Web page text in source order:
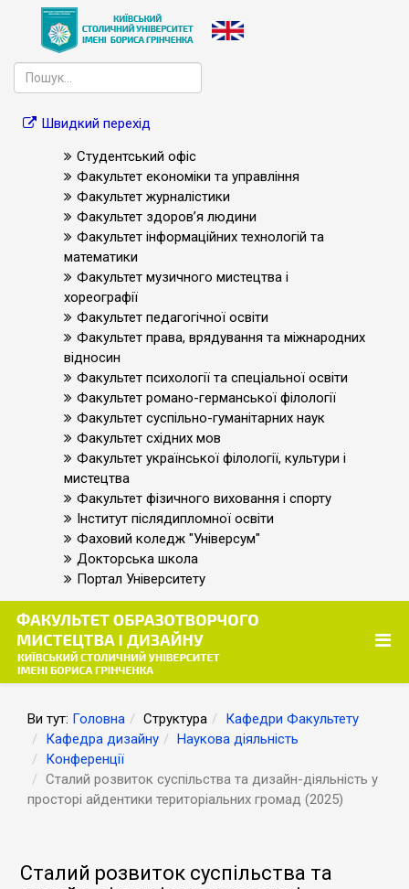
Швидкий перехід
Студентський офіс
Факультет економіки та управління
Факультет журналістики
Факультет здоров’я людини
Факультет інформаційних технологій та
математики
Факультет музичного мистецтва і
хореографії
Факультет педагогічної освіти
Факультет права, врядування та міжнародних
відносин
Факультет психології та спеціальної освіти
Факультет романо-германської філології
Факультет суспільно-гуманітарних наук
Факультет східних мов
Факультет української філології, культури і
мистецтва
Факультет фізичного виховання і спорту
Інститут післядипломної освіти
Фаховий коледж "Універсум"
Докторська школа
Портал Університету
Ви тут: Головна Структура
Кафедри Факультету
Кафедра дизайну
Наукова діяльність
Конференції
Сталий розвиток суспільства та дизайн-діяльність у
просторі айдентики територіальних громад (2025)
Сталий розвиток суспільства та